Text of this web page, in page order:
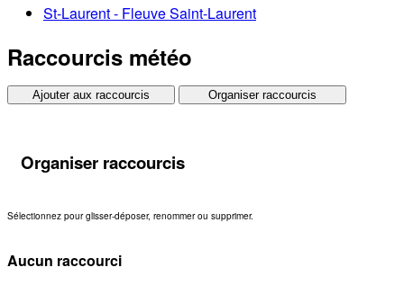
St-Laurent - Fleuve Saint-Laurent
Raccourcis météo
Ajouter aux raccourcis Organiser raccourcis
Organiser raccourcis
Sélectionnez pour glisser-déposer, renommer ou supprimer.
Aucun raccourci